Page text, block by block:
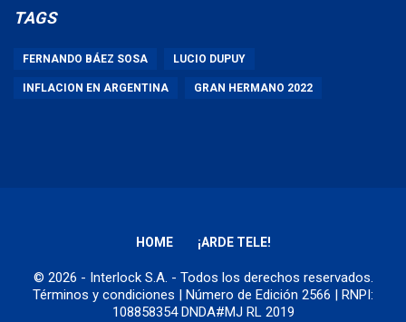
TAGS
FERNANDO BÁEZ SOSA LUCIO DUPUY
INFLACION EN ARGENTINA GRAN HERMANO 2022
HOME ¡ARDE TELE!
© 2026 - Interlock S.A. - Todos los derechos reservados.
Términos y condiciones | Número de Edición 2566 | RNPI:
108858354 DNDA#MJ RL 2019